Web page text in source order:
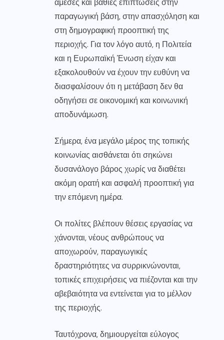
άμεσες και βαθιές επιπτώσεις στην
παραγωγική βάση, στην απασχόληση και
στη δημογραφική προοπτική της
περιοχής. Για τον λόγο αυτό, η Πολιτεία
και η Ευρωπαϊκή Ένωση είχαν και
εξακολουθούν να έχουν την ευθύνη να
διασφαλίσουν ότι η μετάβαση δεν θα
οδηγήσει σε οικονομική και κοινωνική
αποδυνάμωση.
Σήμερα, ένα μεγάλο μέρος της τοπικής
κοινωνίας αισθάνεται ότι σηκώνει
δυσανάλογο βάρος χωρίς να διαθέτει
ακόμη ορατή και ασφαλή προοπτική για
την επόμενη ημέρα.
Οι πολίτες βλέπουν θέσεις εργασίας να
χάνονται, νέους ανθρώπους να
αποχωρούν, παραγωγικές
δραστηριότητες να συρρικνώνονται,
τοπικές επιχειρήσεις να πιέζονται και την
αβεβαιότητα να εντείνεται για το μέλλον
της περιοχής.
Ταυτόχρονα, δημιουργείται εύλογος